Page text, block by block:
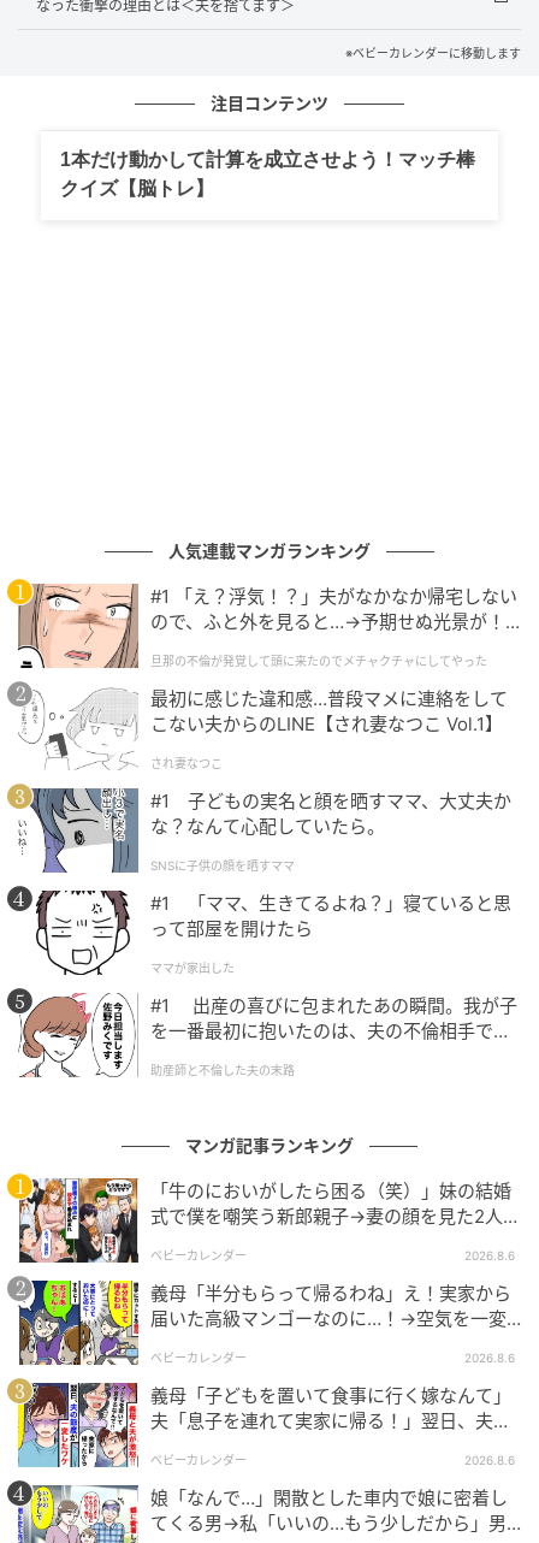
は、すぐに現実となったのです。
家族ではなく「人手」として扱われる日々
義母の態度は目に見えて変わっていきました。夕食の
相談をしたときのことです。
ほかにも、部屋の掃除を終えると「雑なのよね〜！ 私
がうなずくレベルでやり直して」とやり直しを命じら
れるのです。さらに買い物へ出かけようとすると「シ
ャンプー買ってきて。安物はダメよ！ 私の息子の稼ぎ
で暮らしてるんだから、そのくらいやりなさいよ」と
言うのです。
送迎、買い物、掃除、料理……要求は日を追うごとに増
えていきました。登山仲間との約束がある日、送迎を
断ろうとすると「あなたは嫁、私は姑よ？ 立場は私の
ほうが上なのよ！？ あなたに拒否権はないの！」
と……。
私は家族として迎えられたのではなく、都合よく使わ
れる存在になっている――そんな感覚が日に日に強く
なっていったのです。
夫には状況を伝えていましたが、夫が義母に注意をし
ても「なんのこと？」と誤魔化されてしまい、お手上
げ状態でした。やがて私の表情の変化に気づいた夫が
「もう我慢しなくていいよ。引っ越そう」と提案して
くれたのです。
その言葉を聞いた瞬間、胸の奥で張りつめていたもの
がふっと緩みました。自分では平気なふりをしていた
つもりでも、心は限界に近づいていたのだと思いま
す。
実は夫は、私にこれ以上負担をかけまいと、水面下で
新居の契約を進めてくれていました。入居できるのは
なった衝撃の理由とは＜夫を捨てます＞
※ベビーカレンダーに移動します
注目コンテンツ
1本だけ動かして計算を成立させよう！マッチ棒
クイズ【脳トレ】
人気連載マンガランキング
#1 「え？浮気！？」夫がなかなか帰宅しない
ので、ふと外を見ると…→予期せぬ光景が！
クチャにしてやった
旦那の不倫が発覚して頭に来たのでメチャクチャにしてやった
最初に感じた違和感…普段マメに連絡をして
こない夫からのLINE【され妻なつこ Vol.1】
され妻なつこ
#1 子どもの実名と顔を晒すママ、大丈夫か
な？なんて心配していたら。
SNSに子供の顔を晒すママ
#1 「ママ、生きてるよね？」寝ていると思
って部屋を開けたら
ママが家出した
#1 出産の喜びに包まれたあの瞬間。我が子
を一番最初に抱いたのは、夫の不倫相手でし
助産師と不倫した夫の末路
マンガ記事ランキング
「牛のにおいがしたら困る（笑）」妹の結婚
式で僕を嘲笑う新郎親子→妻の顔を見た2人が
ベビーカレンダー 2026.8.6
義母「半分もらって帰るわね」え！実家から
届いた高級マンゴーなのに…！→空気を一変
ベビーカレンダー 2026.8.6
義母「子どもを置いて食事に行く嫁なんて」
夫「息子を連れて実家に帰る！」翌日、夫が
ベビーカレンダー 2026.8.6
娘「なんで…」閑散とした車内で娘に密着し
てくる男→私「いいの…もう少しだから」男